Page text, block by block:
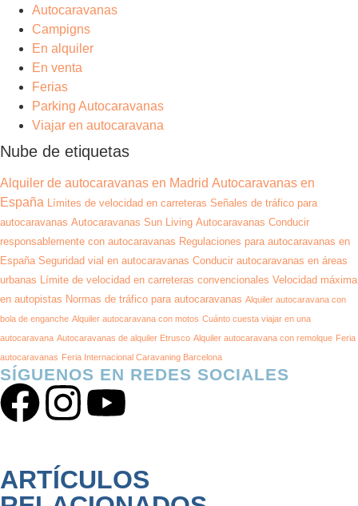
Autocaravanas
Campigns
En alquiler
En venta
Ferias
Parking Autocaravanas
Viajar en autocaravana
Nube de etiquetas
Alquiler de autocaravanas en Madrid Autocaravanas en
España Límites de velocidad en carreteras Señales de tráfico para
autocaravanas Autocaravanas Sun Living Autocaravanas Conducir
responsablemente con autocaravanas Regulaciones para autocaravanas en
España Seguridad vial en autocaravanas Conducir autocaravanas en áreas
urbanas Límite de velocidad en carreteras convencionales Velocidad máxima
en autopistas Normas de tráfico para autocaravanas Alquiler autocaravana con
bola de enganche Alquiler autocaravana con motos Cuánto cuesta viajar en una
autocaravana Autocaravanas de alquiler Etrusco Alquiler autocaravana con remolque Feria
autocaravanas Feria Internacional Caravaning Barcelona
SÍGUENOS EN REDES SOCIALES
ARTÍCULOS